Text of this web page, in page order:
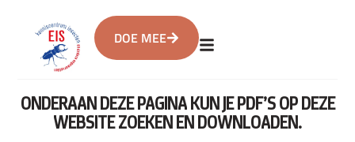
DOE MEE
ONDERAAN DEZE PAGINA KUN JE PDF’S OP DEZE
WEBSITE ZOEKEN EN DOWNLOADEN.